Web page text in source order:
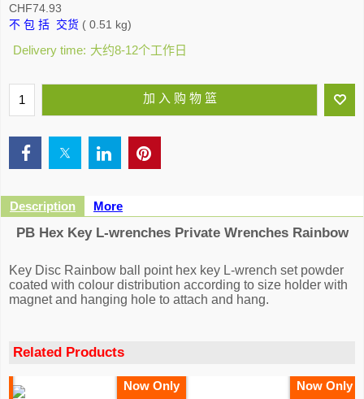
CHF74.93
不 包 括 交货
0.51 kg
Delivery time: 大约8-12个工作日
加 入 购 物 篮
Description More
PB Hex Key L-wrenches Private Wrenches Rainbow
Key Disc Rainbow ball point hex key L-wrench set powder
coated with colour distribution according to size holder with
magnet and hanging hole to attach and hang.
Related Products
Now Only Now Only